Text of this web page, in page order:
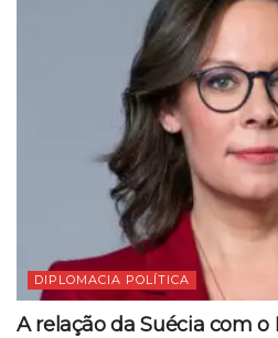
DIPLOMACIA POLÍTICA
A relação da Suécia com o